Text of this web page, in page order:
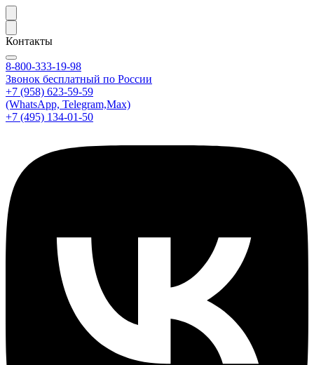
Контакты
8-800-333-19-98
Звонок бесплатный по России
+7 (958) 623-59-59
(WhatsApp, Telegram,Max)
+7 (495) 134-01-50